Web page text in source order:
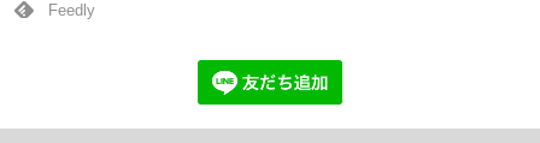
Feedly